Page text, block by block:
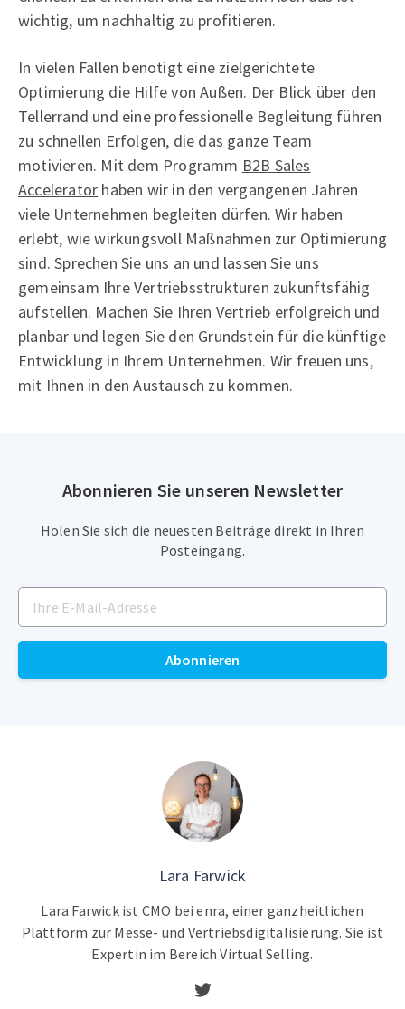
wichtig, um nachhaltig zu profitieren.
In vielen Fällen benötigt eine zielgerichtete
Optimierung die Hilfe von Außen. Der Blick über den
Tellerrand und eine professionelle Begleitung führen
zu schnellen Erfolgen, die das ganze Team
motivieren. Mit dem Programm B2B Sales
Accelerator haben wir in den vergangenen Jahren
viele Unternehmen begleiten dürfen. Wir haben
erlebt, wie wirkungsvoll Maßnahmen zur Optimierung
sind. Sprechen Sie uns an und lassen Sie uns
gemeinsam Ihre Vertriebsstrukturen zukunftsfähig
aufstellen. Machen Sie Ihren Vertrieb erfolgreich und
planbar und legen Sie den Grundstein für die künftige
Entwicklung in Ihrem Unternehmen. Wir freuen uns,
mit Ihnen in den Austausch zu kommen.
Abonnieren Sie unseren Newsletter
Holen Sie sich die neuesten Beiträge direkt in Ihren
Posteingang.
Abonnieren
Lara Farwick
Lara Farwick ist CMO bei enra, einer ganzheitlichen
Plattform zur Messe- und Vertriebsdigitalisierung. Sie ist
Expertin im Bereich Virtual Selling.